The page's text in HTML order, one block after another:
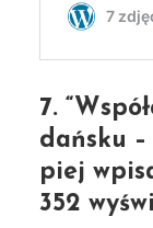
7.
dańsku
piej
352